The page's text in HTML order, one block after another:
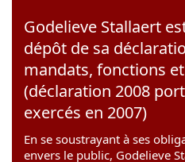
Godelieve Stallaert
dépôt de sa
mandats, fonctions
(déclaration 2008
exercés en 2007)
En se soustrayant à ses
envers le public, Godelieve